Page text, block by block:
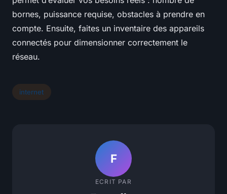
bornes, puissance requise, obstacles à prendre en
compte. Ensuite, faites un inventaire des appareils
connectés pour dimensionner correctement le
réseau.
internet
F
ECRIT PAR